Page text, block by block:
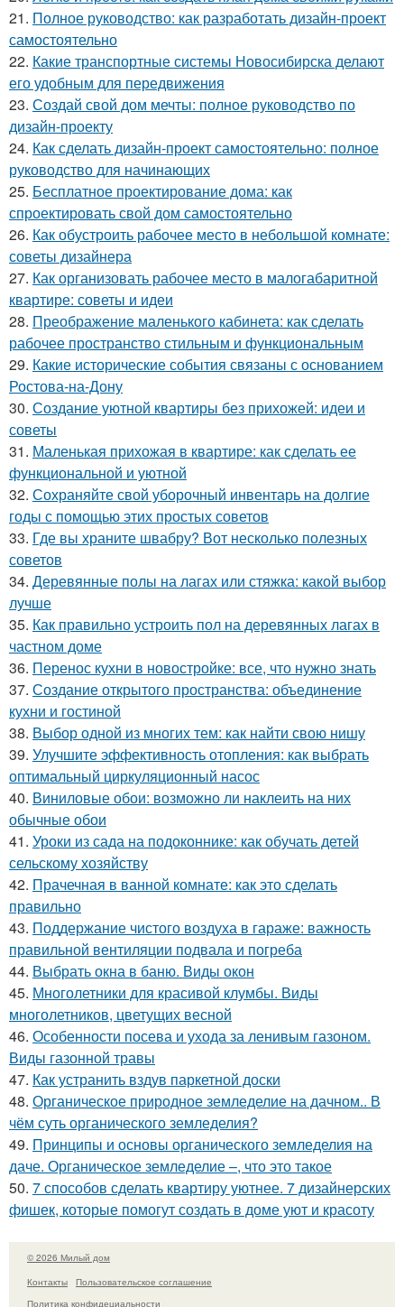
21. Полное руководство: как разработать дизайн-проект
самостоятельно
22. Какие транспортные системы Новосибирска делают
его удобным для передвижения
23. Создай свой дом мечты: полное руководство по
дизайн-проекту
24. Как сделать дизайн-проект самостоятельно: полное
руководство для начинающих
25. Бесплатное проектирование дома: как
спроектировать свой дом самостоятельно
26. Как обустроить рабочее место в небольшой комнате:
советы дизайнера
27. Как организовать рабочее место в малогабаритной
квартире: советы и идеи
28. Преображение маленького кабинета: как сделать
рабочее пространство стильным и функциональным
29. Какие исторические события связаны с основанием
Ростова-на-Дону
30. Создание уютной квартиры без прихожей: идеи и
советы
31. Маленькая прихожая в квартире: как сделать ее
функциональной и уютной
32. Сохраняйте свой уборочный инвентарь на долгие
годы с помощью этих простых советов
33. Где вы храните швабру? Вот несколько полезных
советов
34. Деревянные полы на лагах или стяжка: какой выбор
лучше
35. Как правильно устроить пол на деревянных лагах в
частном доме
36. Перенос кухни в новостройке: все, что нужно знать
37. Создание открытого пространства: объединение
кухни и гостиной
38. Выбор одной из многих тем: как найти свою нишу
39. Улучшите эффективность отопления: как выбрать
оптимальный циркуляционный насос
40. Виниловые обои: возможно ли наклеить на них
обычные обои
41. Уроки из сада на подоконнике: как обучать детей
сельскому хозяйству
42. Прачечная в ванной комнате: как это сделать
правильно
43. Поддержание чистого воздуха в гараже: важность
правильной вентиляции подвала и погреба
44. Выбрать окна в баню. Виды окон
45. Многолетники для красивой клумбы. Виды
многолетников, цветущих весной
46. Особенности посева и ухода за ленивым газоном.
Виды газонной травы
47. Как устранить вздув паркетной доски
48. Органическое природное земледелие на дачном.. В
чём суть органического земледелия?
49. Принципы и основы органического земледелия на
даче. Органическое земледелие –, что это такое
50. 7 способов сделать квартиру уютнее. 7 дизайнерских
фишек, которые помогут создать в доме уют и красоту
© 2026 Милый дом
Контакты
Пользовательское соглашение
Политика конфидециальности